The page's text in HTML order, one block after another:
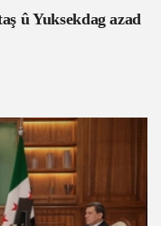
û Yuksekdag azad